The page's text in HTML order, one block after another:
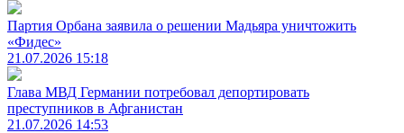
Партия Орбана заявила о решении Мадьяра уничтожить
«Фидес»
21.07.2026 15:18
Глава МВД Германии потребовал депортировать
преступников в Афганистан
21.07.2026 14:53